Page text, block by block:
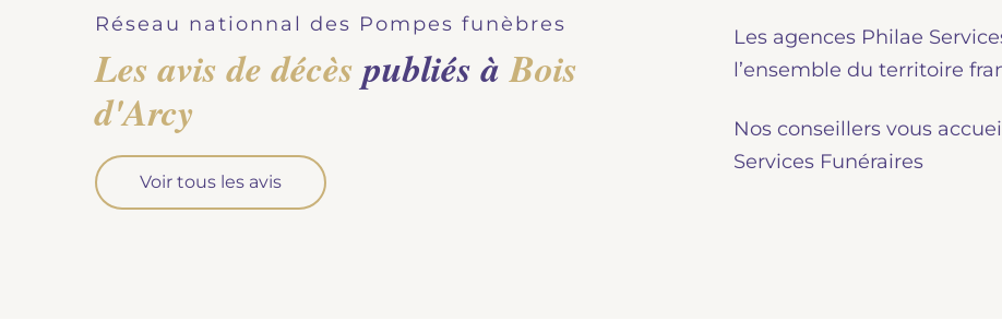
Demandez votre devis pour l'organisation
d'obsèques, nos équipe s'engage à vous
répondre dans les meilleurs délais.
Demander un devis obsèques
soulager vos proches pour l'organisation de la
cérémonie. Nous vous accompagnons.
Demander un devis prévoyance
Réseau nationnal des Pompes funèbres
Les avis de décèspubliés àBois
d'Arcy
Voir tous les avis
Les agences Philae
l’ensemble du territoire
Nos conseillers vous
Services Funéraires